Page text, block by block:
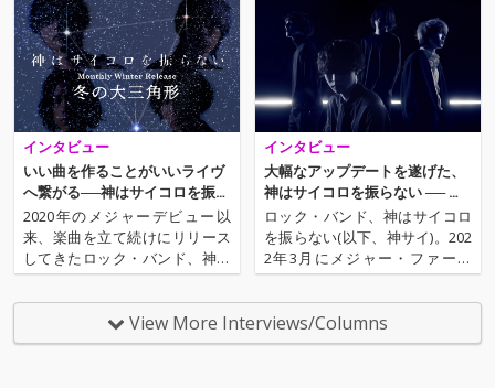
インタビュー
いい曲を作ることがいいライヴ
へ繋がる──神はサイコロを振ら
ないがパフォーマンスへかける
想い
2020年のメジャーデビュー以
来、楽曲を立て続けにリリース
してきたロック・バンド、神は
サイコロを振らない（以下、神
サイ）。2022年11月からは、M
onthly Winter Release “冬の大
三角形“と題し、3ヶ月連続でシ
インタビュー
大幅なアップデートを遂げた、
神はサイコロを振らない ── 最
新シングルとライヴを通じて、
その理由を探
ロック・バンド、神はサイコロ
を振らない(以下、神サイ)。202
2年3月にメジャー・ファース
ト・フル・アルバム『事象の地
平線』をリリースし、同年6月
にはラッパー、Rin音とのコラボ
曲「六畳の電波塔」を発表。7
View More Interviews/Columns